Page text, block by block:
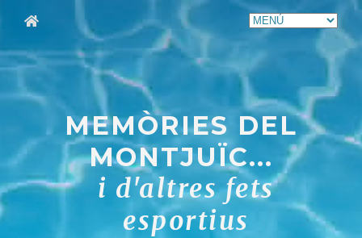
MEMÒRIES DEL
MONTJUÏC...
i d'altres fets
esportius